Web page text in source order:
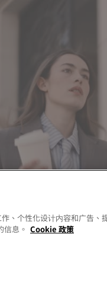
、个性化设计内容和广告
息。 Cookie 政策